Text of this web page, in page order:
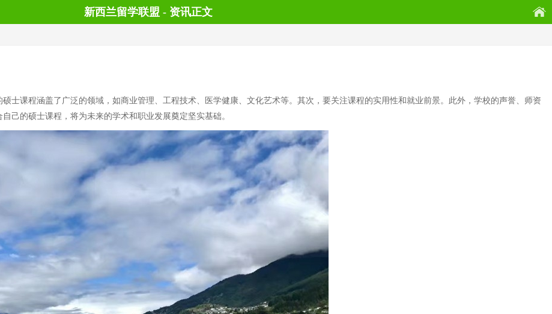
新西兰留学联盟 - 资讯正文
士课程涵盖了广泛的领域，如商业管理、工程技术、医学健康、文化艺术等。其次，要关注课程的实用性和就业前景。此外，学校的声誉、师资
己的硕士课程，将为未来的学术和职业发展奠定坚实基础。